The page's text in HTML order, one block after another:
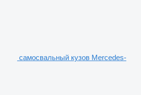
самосвальный кузов Mercedes-